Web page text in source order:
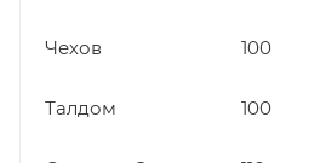
Чехов 100
Талдом 100